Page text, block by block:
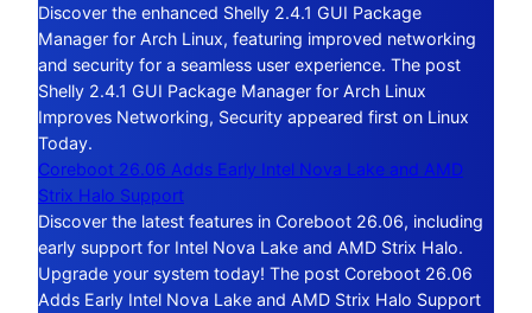
Discover the enhanced Shelly 2.4.1 GUI Package
Manager for Arch Linux, featuring improved networking
and security for a seamless user experience. The post
Shelly 2.4.1 GUI Package Manager for Arch Linux
Improves Networking, Security appeared first on Linux
Today.
Coreboot 26.06 Adds Early Intel Nova Lake and AMD
Strix Halo Support
Discover the latest features in Coreboot 26.06, including
early support for Intel Nova Lake and AMD Strix Halo.
Upgrade your system today! The post Coreboot 26.06
Adds Early Intel Nova Lake and AMD Strix Halo Support